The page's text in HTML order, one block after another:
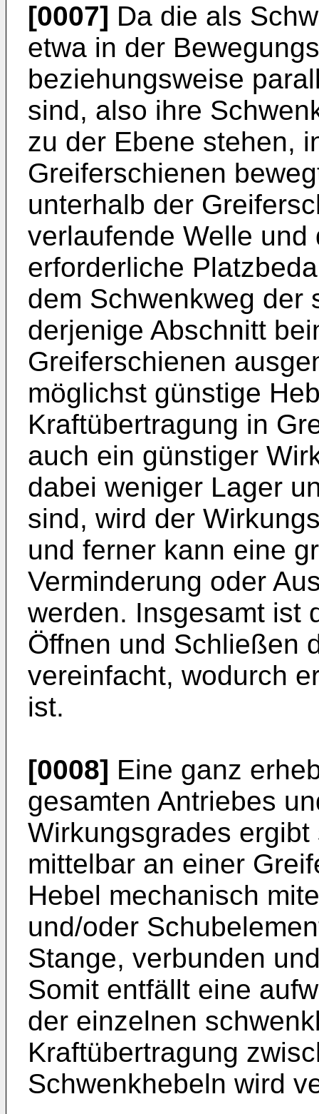
[0007] Da die als
etwa in der
beziehungsweise
sind, also ihre
zu der Ebene stehen,
Greiferschienen
unterhalb der
verlaufende Welle
erforderliche
dem Schwenkweg der
derjenige Abschnitt
Greiferschienen
möglichst günstige
Kraftübertragung in
auch ein günstiger
dabei weniger Lager
sind, wird der
und ferner kann eine
Verminderung oder
werden. Insgesamt ist
Öffnen und Schließen
vereinfacht, wodurch
ist.
[0008] Eine ganz
gesamten Antriebes
Wirkungsgrades
mittelbar an einer
Hebel mechanisch
und/oder
Stange, verbunden
Somit entfällt eine
der einzelnen
Kraftübertragung
Schwenkhebeln wird